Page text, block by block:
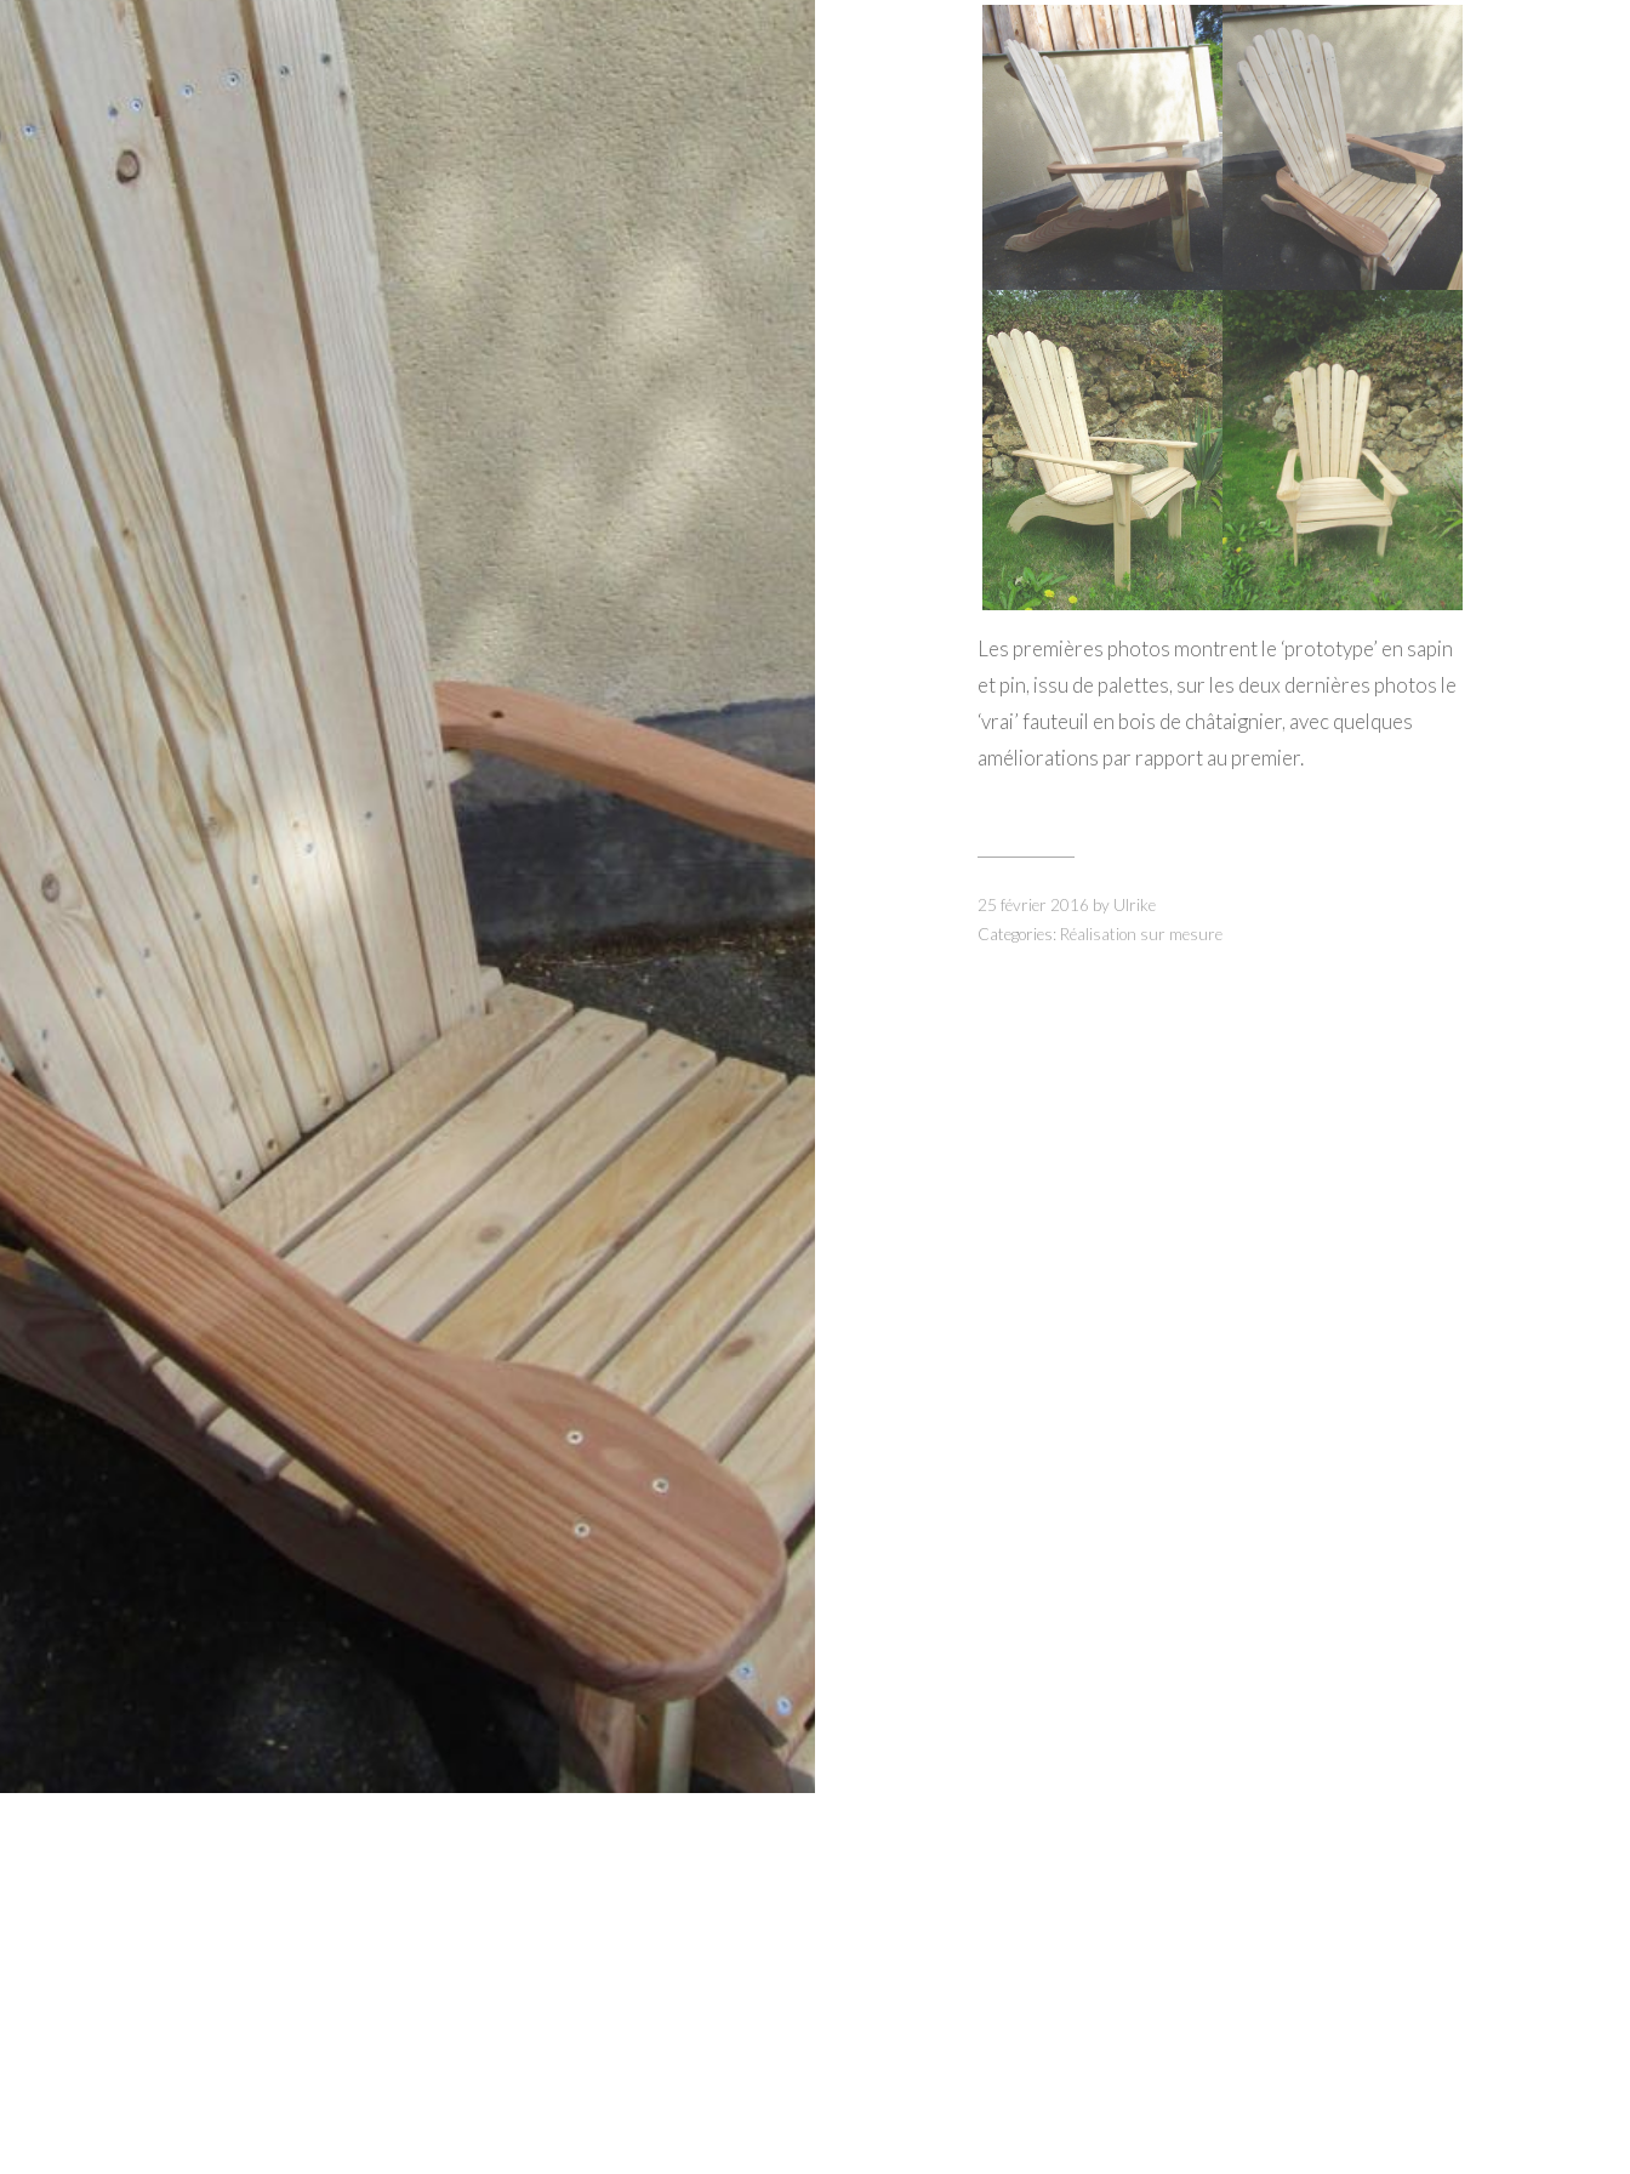
Les premières photos montrent le ‘prototype’ en sapin
et pin, issu de palettes, sur les deux dernières photos le
‘vrai’ fauteuil en bois de châtaignier, avec quelques
améliorations par rapport au premier.
25 février 2016 by Ulrike
Categories: Réalisation sur mesure